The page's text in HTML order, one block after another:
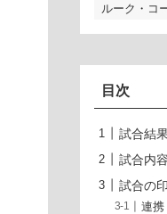
ルーク・コ
目次
試合結
試合内容
試合の
連携